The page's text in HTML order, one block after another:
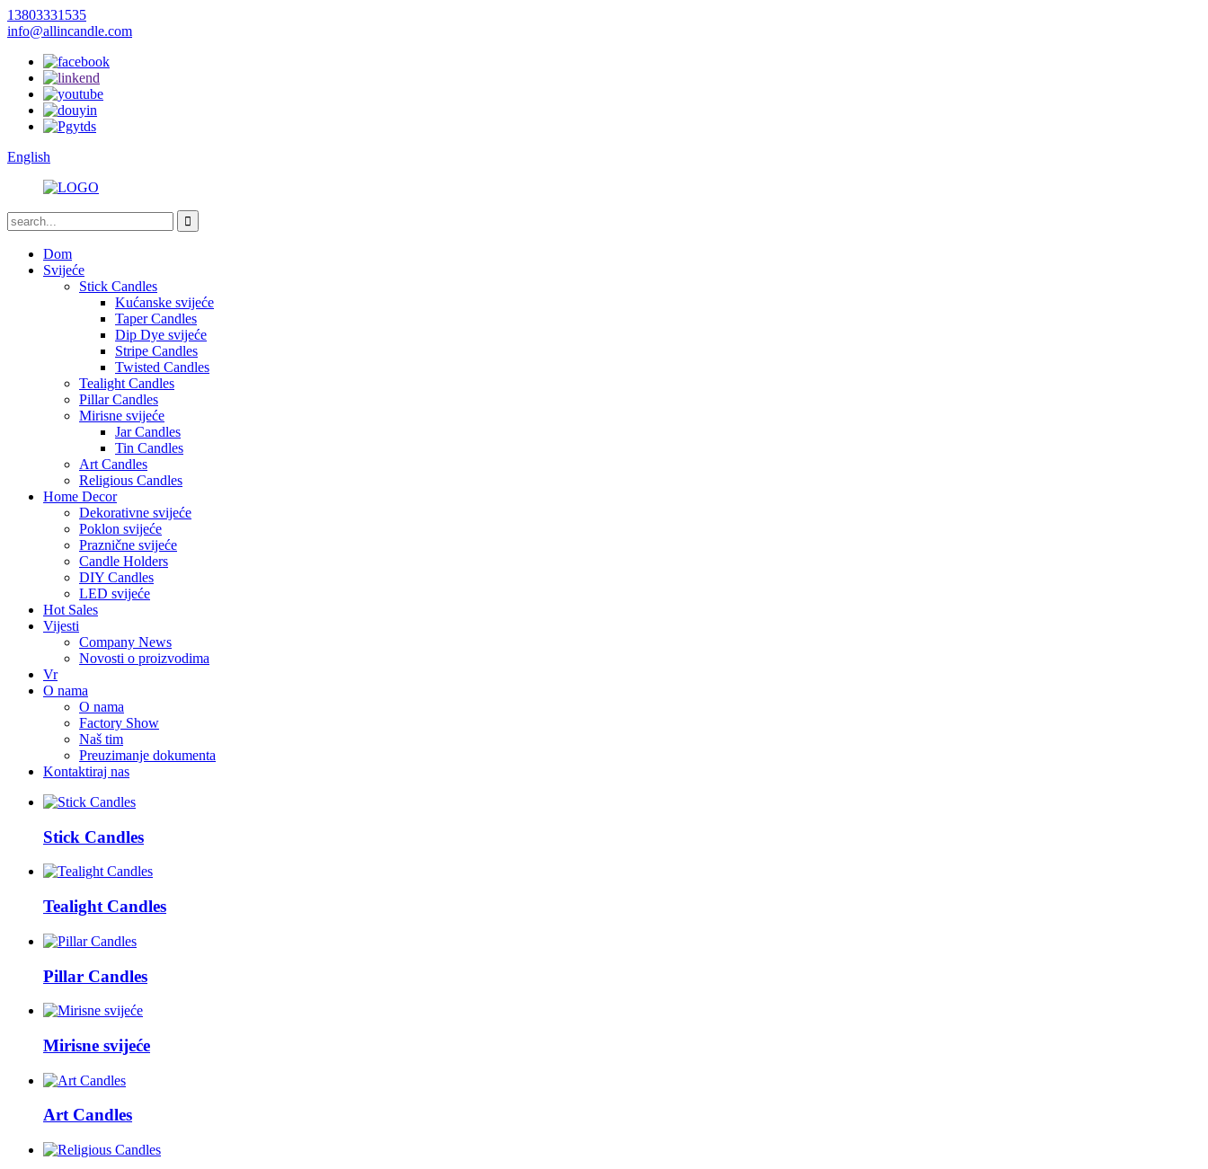
13803331535
info@allincandle.com
English
Dom
Svijeće
Stick Candles
Kućanske svijeće
Taper Candles
Dip Dye svijeće
Stripe Candles
Twisted Candles
Tealight Candles
Pillar Candles
Mirisne svijeće
Jar Candles
Tin Candles
Art Candles
Religious Candles
Home Decor
Dekorativne svijeće
Poklon svijeće
Praznične svijeće
Candle Holders
DIY Candles
LED svijeće
Hot Sales
Vijesti
Company News
Novosti o proizvodima
Vr
O nama
O nama
Factory Show
Naš tim
Preuzimanje dokumenta
Kontaktiraj nas
Stick Candles
Tealight Candles
Pillar Candles
Mirisne svijeće
Art Candles